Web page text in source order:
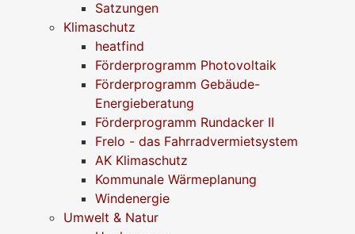
Satzungen
Klimaschutz
heatfind
Förderprogramm Photovoltaik
Förderprogramm Gebäude-
Energieberatung
Förderprogramm Rundacker II
Frelo - das Fahrradvermietsystem
AK Klimaschutz
Kommunale Wärmeplanung
Windenergie
Umwelt & Natur